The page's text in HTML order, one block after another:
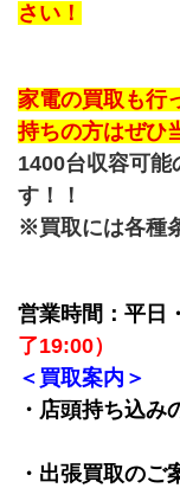
さい！
家電の買取も行
持ちの方はぜひ
1400台収容可能
す！！
※買取には各種
営業時間：平日
了19:00）
＜買取案内＞
・店頭持ち込み
・出張買取のご